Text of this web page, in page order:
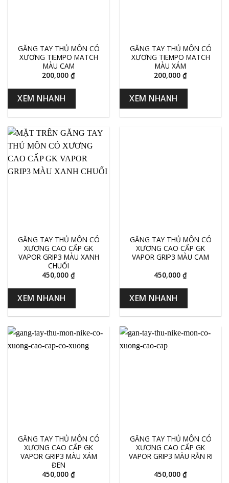
GĂNG TAY THỦ MÔN CÓ
XƯƠNG TIEMPO MATCH
MÀU CAM
200,000 ₫
XEM NHANH
GĂNG TAY THỦ MÔN CÓ
XƯƠNG TIEMPO MATCH
MÀU XÁM
200,000 ₫
XEM NHANH
GĂNG TAY THỦ MÔN CÓ
XƯƠNG CAO CẤP GK
VAPOR GRIP3 MÀU XANH
CHUỐI
450,000 ₫
XEM NHANH
GĂNG TAY THỦ MÔN CÓ
XƯƠNG CAO CẤP GK
VAPOR GRIP3 MÀU CAM
450,000 ₫
XEM NHANH
GĂNG TAY THỦ MÔN CÓ
XƯƠNG CAO CẤP GK
VAPOR GRIP3 MÀU XÁM
ĐEN
450,000 ₫
GĂNG TAY THỦ MÔN CÓ
XƯƠNG CAO CẤP GK
VAPOR GRIP3 MÀU RẰN RI
450,000 ₫